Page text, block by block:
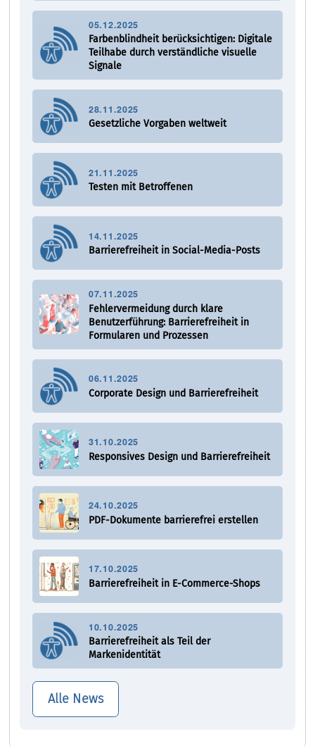
05.12.2025
Farbenblindheit berücksichtigen: Digitale
Teilhabe durch verständliche visuelle
Signale
28.11.2025
Gesetzliche Vorgaben weltweit
21.11.2025
Testen mit Betroffenen
14.11.2025
Barrierefreiheit in Social-Media-Posts
07.11.2025
Fehlervermeidung durch klare
Benutzerführung: Barrierefreiheit in
Formularen und Prozessen
06.11.2025
Corporate Design und Barrierefreiheit
31.10.2025
Responsives Design und Barrierefreiheit
24.10.2025
PDF-Dokumente barrierefrei erstellen
17.10.2025
Barrierefreiheit in E-Commerce-Shops
10.10.2025
Barrierefreiheit als Teil der
Markenidentität
Alle News